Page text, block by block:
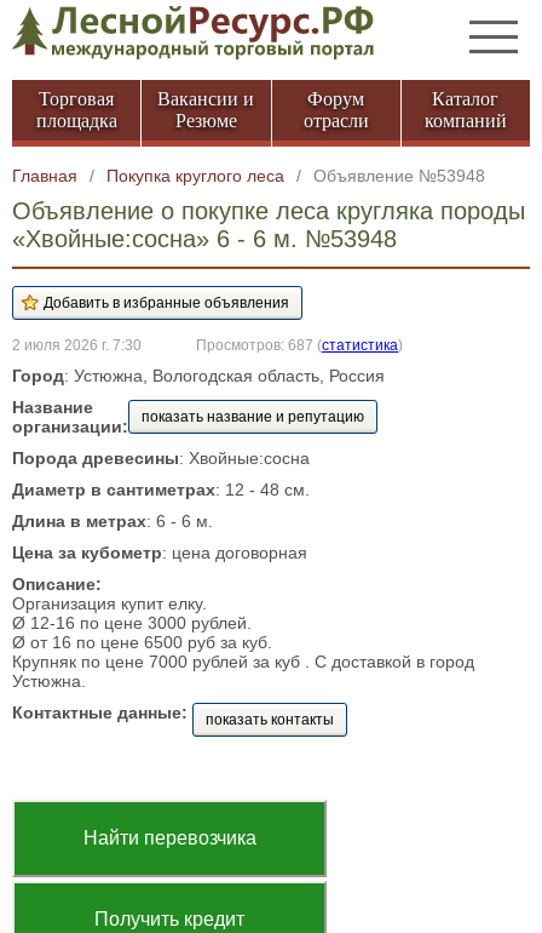
Торговая
площадка
Вакансии и
Резюме
Форум
отрасли
Каталог
компаний
Главная / Покупка круглого леса / Объявление №53948
Объявление о покупке леса кругляка породы
«Хвойные:сосна» 6 - 6 м. №53948
2 июля 2026 г. 7:30 Просмотров: 687 (статистика)
Город: Устюжна, Вологодская область, Россия
Название
организации:
показать название и репутацию
Порода древесины: Хвойные:сосна
Диаметр в сантиметрах: 12 - 48 см.
Длина в метрах: 6 - 6 м.
Цена за кубометр: цена договорная
Описание:
Организация купит елку.
Ø 12-16 по цене 3000 рублей.
Ø от 16 по цене 6500 руб за куб.
Крупняк по цене 7000 рублей за куб . С доставкой в город
Устюжна.
Контактные данные:
показать контакты
Найти перевозчика
Получить кредит